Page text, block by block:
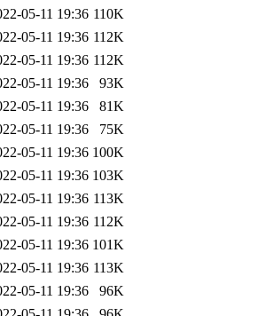
05-11 19:36 110K
05-11 19:36 112K
05-11 19:36 112K
05-11 19:36
93K
05-11 19:36
81K
05-11 19:36
75K
05-11 19:36 100K
05-11 19:36 103K
05-11 19:36 113K
05-11 19:36 112K
05-11 19:36 101K
05-11 19:36 113K
05-11 19:36
96K